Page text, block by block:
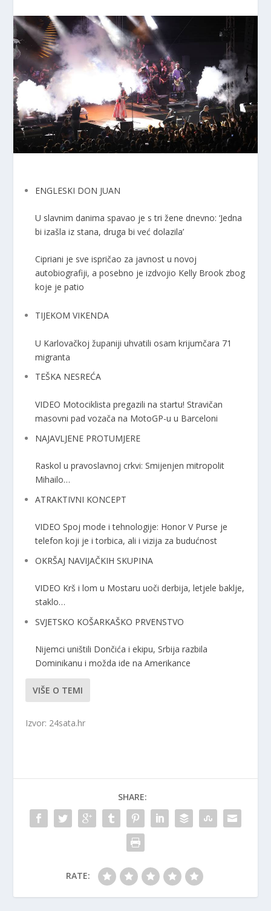
ENGLESKI DON JUAN
U slavnim danima spavao je s tri žene dnevno: ‘Jedna
bi izašla iz stana, druga bi već dolazila’
Cipriani je sve ispričao za javnost u novoj
autobiografiji, a posebno je izdvojio Kelly Brook zbog
koje je patio
TIJEKOM VIKENDA
U Karlovačkoj županiji uhvatili osam krijumčara 71
migranta
TEŠKA NESREĆA
VIDEO Motociklista pregazili na startu! Stravičan
masovni pad vozača na MotoGP-u u Barceloni
NAJAVLJENE PROTUMJERE
Raskol u pravoslavnoj crkvi: Smijenjen mitropolit
Mihailo…
ATRAKTIVNI KONCEPT
VIDEO Spoj mode i tehnologije: Honor V Purse je
telefon koji je i torbica, ali i vizija za budućnost
OKRŠAJ NAVIJAČKIH SKUPINA
VIDEO Krš i lom u Mostaru uoči derbija, letjele baklje,
staklo…
SVJETSKO KOŠARKAŠKO PRVENSTVO
Nijemci uništili Dončića i ekipu, Srbija razbila
Dominikanu i možda ide na Amerikance
VIŠE O TEMI
Izvor: 24sata.hr
SHARE:
RATE: